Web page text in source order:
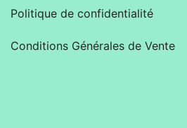
Politique de confidentialité
Conditions Générales de Vente